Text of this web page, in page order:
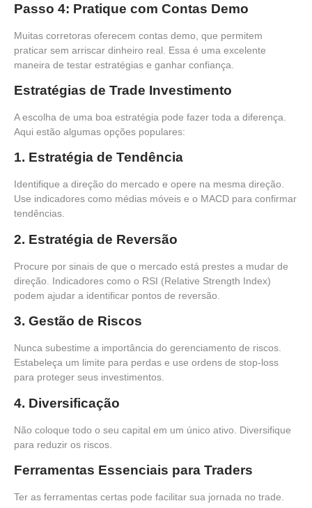
Passo 4: Pratique com Contas Demo
Muitas corretoras oferecem contas demo, que permitem
praticar sem arriscar dinheiro real. Essa é uma excelente
maneira de testar estratégias e ganhar confiança.
Estratégias de Trade Investimento
A escolha de uma boa estratégia pode fazer toda a diferença.
Aqui estão algumas opções populares:
1. Estratégia de Tendência
Identifique a direção do mercado e opere na mesma direção.
Use indicadores como médias móveis e o MACD para confirmar
tendências.
2. Estratégia de Reversão
Procure por sinais de que o mercado está prestes a mudar de
direção. Indicadores como o RSI (Relative Strength Index)
podem ajudar a identificar pontos de reversão.
3. Gestão de Riscos
Nunca subestime a importância do gerenciamento de riscos.
Estabeleça um limite para perdas e use ordens de stop-loss
para proteger seus investimentos.
4. Diversificação
Não coloque todo o seu capital em um único ativo. Diversifique
para reduzir os riscos.
Ferramentas Essenciais para Traders
Ter as ferramentas certas pode facilitar sua jornada no trade.